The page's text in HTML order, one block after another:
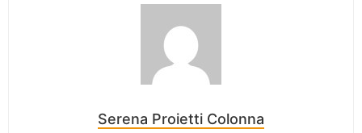
Serena Proietti Colonna